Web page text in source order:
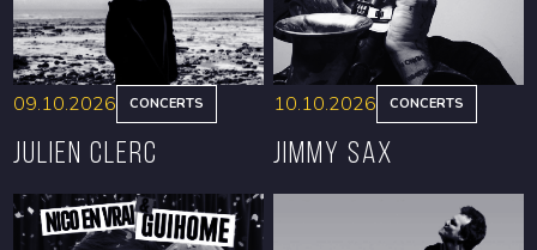
09.10.2026 CONCERTS
Julien Clerc
10.10.2026 CONCERTS
Jimmy Sax